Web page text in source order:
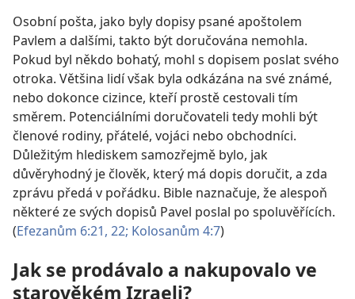
Osobní pošta, jako byly dopisy psané apoštolem
Pavlem a dalšími, takto být doručována nemohla.
Pokud byl někdo bohatý, mohl s dopisem poslat svého
otroka. Většina lidí však byla odkázána na své známé,
nebo dokonce cizince, kteří prostě cestovali tím
směrem. Potenciálními doručovateli tedy mohli být
členové rodiny, přátelé, vojáci nebo obchodníci.
Důležitým hlediskem samozřejmě bylo, jak
důvěryhodný je člověk, který má dopis doručit, a zda
zprávu předá v pořádku. Bible naznačuje, že alespoň
některé ze svých dopisů Pavel poslal po spoluvěřících.
(Efezanům 6:21, 22; Kolosanům 4:7)
Jak se prodávalo a nakupovalo ve
starověkém Izraeli?